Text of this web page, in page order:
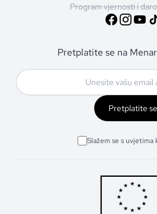
Program vjernosti i
Pretplatite se na
Pretplatite se
Slažem se s uvjetima